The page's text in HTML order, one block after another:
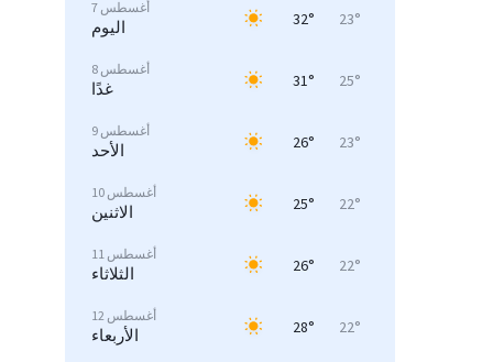
7 أغسطس
اليوم 32° 23°
8 أغسطس
غدًا 31° 25°
9 أغسطس
الأحد 26° 23°
10 أغسطس
الاثنين 25° 22°
11 أغسطس
الثلاثاء 26° 22°
12 أغسطس
الأربعاء 28° 22°